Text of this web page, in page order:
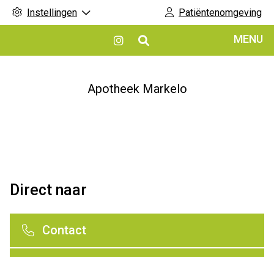
Instellingen Patiëntenomgeving
Bezoek
onze
MENU
Apotheek Markelo
Direct naar
Contact